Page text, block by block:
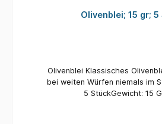
Olivenblei; 15 gr; 5
Olivenblei Klassisches Olivenblei, das Sie auch
bei weiten Würfen niemals im
5 StückGewicht: 15